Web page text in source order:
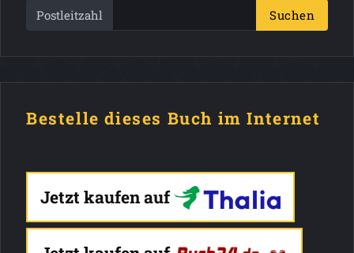
Postleitzahl Suchen
Bestelle dieses Buch im Internet
Jetzt kaufen auf